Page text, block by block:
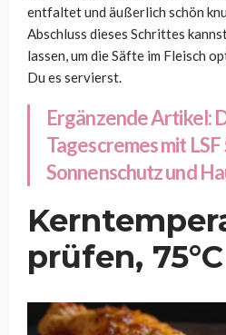
entfaltet und äußerlich schön
Abschluss dieses Schrittes
lassen, um die Säfte im Fleisch
Du es servierst.
Ergänzende Artikel:
Tagescremes mit
Sonnenschutz und
prüfen,